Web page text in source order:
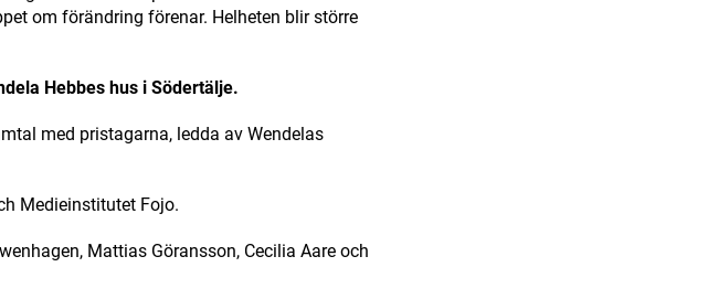
om förändring förenar. Helheten blir större
Hebbes hus i Södertälje.
med pristagarna, ledda av Wendelas
Medieinstitutet Fojo.
Mattias Göransson, Cecilia Aare och